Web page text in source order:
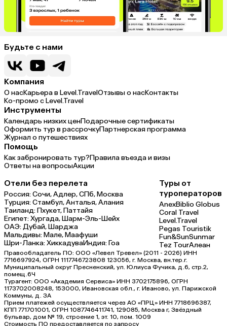
Будьте с нами
Компания
О насКарьера в Level.TravelОтзывы о насКонтакты
Ко-промо с Level.Travel
Инструменты
Календарь низких ценПодарочные сертификаты
Оформить тур в рассрочкуПартнерская программа
Журнал о путешествиях
Помощь
Как забронировать тур?Правила въезда и визы
Ответы на вопросыАкции
Отели без перелета
Россия:Сочи,Адлер,СПб,Москва
Турция:Стамбул,Анталья,Алания
Таиланд:Пхукет,Паттайя
Египет:Хургада,Шарм-Эль-Шейх
ОАЭ:Дубай,Шарджа
Мальдивы:Мале,Маафуши
Шри-Ланка:ХиккадуваИндия:Гоа
Туры от
туроператоров
AnexBiblio Globus
Coral Travel
Level.Travel
Pegas Touristik
Fun&SunSunmar
Tez TourАлеан
Правообладатель ПО: ООО «Левел Тревел» (2011 - 2026) ИНН
7716697924, ОГРН 1117746723808 123056, г. Москва, вн.тер.г.
Муниципальный округ Пресненский, ул. Юлиуса Фучика, д.6, стр.2,
помещ.6Ч
Турагент: ООО «Академия Сервиса» ИНН 3702175896, ОГРН
1173702008248, 153000, Ивановская обл., г. Иваново, ул. Парижской
Коммуны, д. ЗА
Прием платежей осуществляется через АО «ПРЦ» ИНН 7718696387,
КПП 771701001, ОГРН 1087746411741, 129085, Москва г, Звёздный
бульвар, дом № 19, строение 1, эт. 10, пом. 1009
Стоимость ПО предоставляется по запросу